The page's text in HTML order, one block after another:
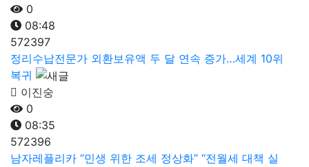
0
08:48
572397
정리수납전문가 외환보유액 두 달 연속 증가…세계 10위
복귀
이진숭
0
08:35
572396
남자레플리카 “민생 위한 조세 정상화” “전월세 대책 실